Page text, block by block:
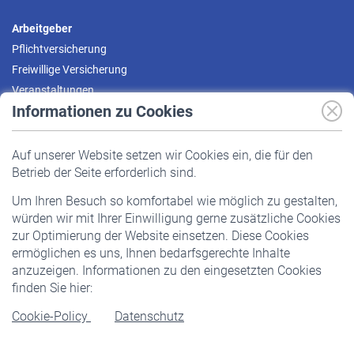
Informationen zu Cookies
Auf unserer Website setzen wir Cookies ein, die für den
Betrieb der Seite erforderlich sind.
Um Ihren Besuch so komfortabel wie möglich zu gestalten,
würden wir mit Ihrer Einwilligung gerne zusätzliche Cookies
zur Optimierung der Website einsetzen. Diese Cookies
ermöglichen es uns, Ihnen bedarfsgerechte Inhalte
anzuzeigen. Informationen zu den eingesetzten Cookies
finden Sie hier:
Cookie-Policy
Datenschutz
Arbeitgeber
Pflichtversicherung
Freiwillige Versicherung
Veranstaltungen
Pflichtversicherung
Staatliche Förderung
Veranstaltungen
Rentner
Rentenbeginn
Rente beantragen